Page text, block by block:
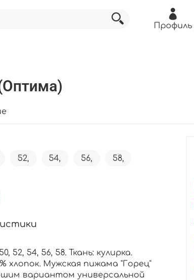
Профиль
52, 54, 56, 58,
52, 54, 56, 58. Ткань: кулирка.
хлопок. Мужская пижама "Горец"
вариантом универсальной